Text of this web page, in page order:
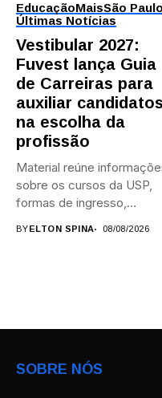
EducaçãoMaisSão Paulo
Últimas Notícias
Vestibular 2027:
Fuvest lança Guia
de Carreiras para
auxiliar candidatos
na escolha da
profissão
Material reúne
sobre os cursos da USP,
formas de ingresso,
BYELTON SPINA 08/08/2026
SOBRE NÓS